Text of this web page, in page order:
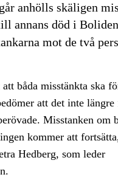
anhölls skäligen
annans död i
mot de två
båda misstänkta ska
att det inte
Misstanken om
kommer att
Hedberg, som leder